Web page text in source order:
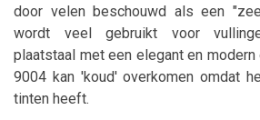
door velen beschouwd als een
wordt veel gebruikt voor
plaatstaal met een elegant en
9004 kan 'koud' overkomen omdat
tinten heeft.